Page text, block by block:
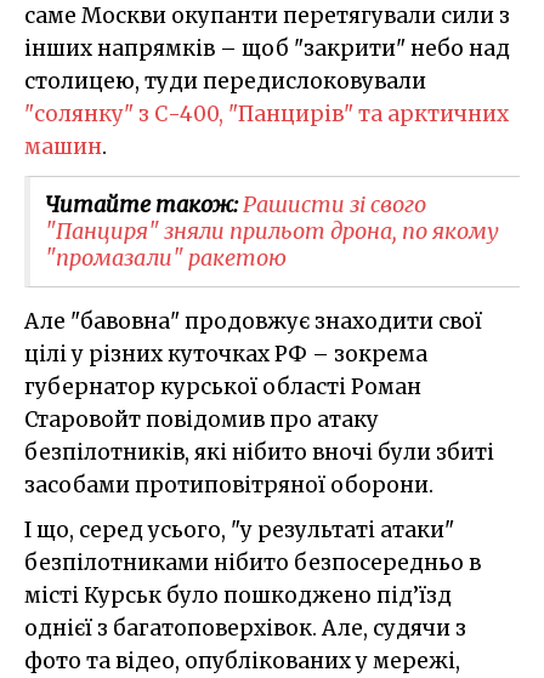
саме Москви окупанти перетягували сили з
інших напрямків – щоб "закрити" небо над
столицею, туди передислоковували
"солянку" з С-400, "Панцирів" та арктичних
машин.
Читайте також:Рашисти зі свого
"Панциря" зняли прильот дрона, по якому
"промазали" ракетою
Але "бавовна" продовжує знаходити свої
цілі у різних куточках РФ – зокрема
губернатор курської області Роман
Старовойт повідомив про атаку
безпілотників, які нібито вночі були збиті
засобами протиповітряної оборони.
І що, серед усього, "у результаті атаки"
безпілотниками нібито безпосередньо в
місті Курськ було пошкоджено під’їзд
однієї з багатоповерхівок. Але, судячи з
фото та відео, опублікованих у мережі,